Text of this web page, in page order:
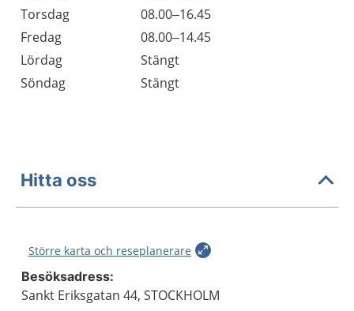
Torsdag
08.00–16.45
Fredag
08.00–14.45
Lördag
Stängt
Söndag
Stängt
Hitta oss
Större karta och reseplanerare
Besöksadress:
Sankt Eriksgatan 44, STOCKHOLM